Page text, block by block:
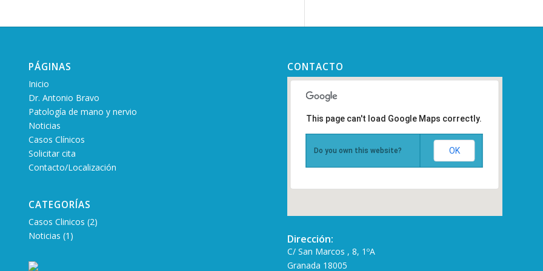
PÁGINAS
Inicio
Dr. Antonio Bravo
Patología de mano y nervio
Noticias
Casos Clínicos
Solicitar cita
Contacto/Localización
CATEGORÍAS
Casos Clinicos (2)
Noticias (1)
CONTACTO
This page can't load Google Maps correctly.
Do you own this website? OK
Dirección:
C/ San Marcos , 8, 1ºA
Granada 18005